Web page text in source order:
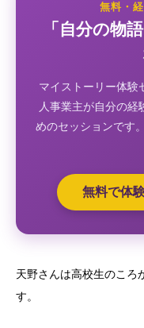
無料・
「自分の物
マイストーリー体験
人事業主が自分の経
めのセッションです
無料で体
天野さんは高校生のころ
す。